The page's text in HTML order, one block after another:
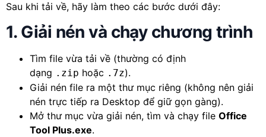
Sau khi tải về, hãy làm theo các bước dưới đây:
1. Giải nén và chạy chương trình
Tìm file vừa tải về (thường có định
dạng .zip hoặc .7z).
Giải nén file ra một thư mục riêng (không nên giải
nén trực tiếp ra Desktop để giữ gọn gàng).
Mở thư mục vừa giải nén, tìm và chạy file Office
Tool Plus.exe.